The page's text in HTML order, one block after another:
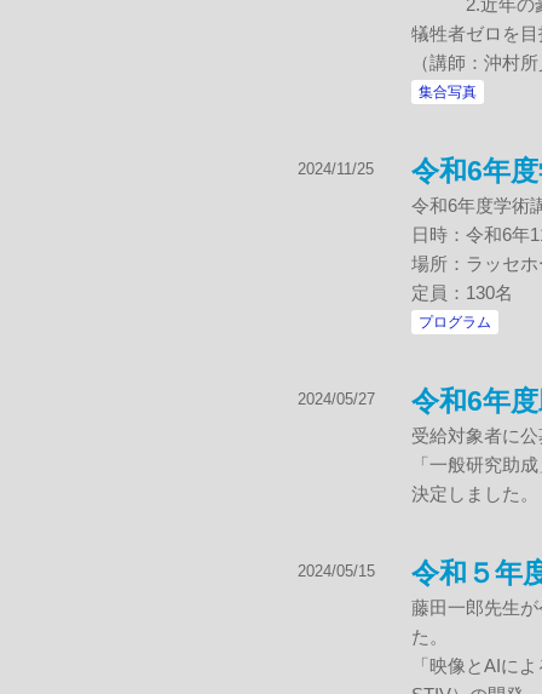
2.近年の豪
犠牲者ゼロを
（講師：沖村
集合写真
2024/11/25 令和6年
令和6年度学術
日時：令和6年
場所：ラッセ
定員：130名
プログラム
2024/05/27 令和6年
受給対象者に
「一般研究助
決定しました。
2024/05/15 令和５年
藤田一郎先生
た。
「映像とAIに